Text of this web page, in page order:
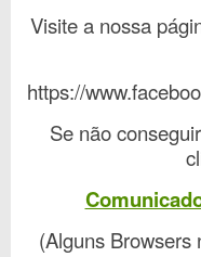
Visite a nossa
https://
Se não
(Alguns Browsers